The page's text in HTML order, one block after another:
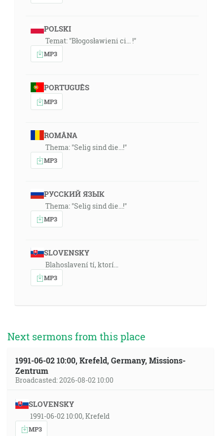
POLSKI
Temat: "Błogosławieni ci... !"
MP3
PORTUGUÊS
MP3
ROMÂNA
Thema: "Selig sind die...!"
MP3
РУССКИЙ ЯЗЫК
Thema: "Selig sind die...!"
MP3
SLOVENSKY
Blahoslavení tí, ktorí…
MP3
Next sermons from this place
1991-06-02 10:00, Krefeld, Germany, Missions-
Zentrum
Broadcasted: 2026-08-02 10:00
SLOVENSKY
1991-06-02 10:00, Krefeld
MP3